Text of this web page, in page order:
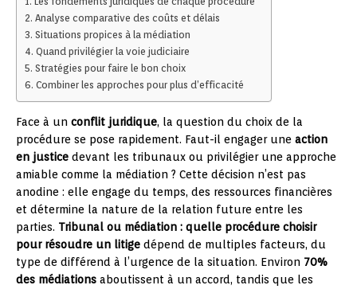
Analyse comparative des coûts et délais
Situations propices à la médiation
Quand privilégier la voie judiciaire
Stratégies pour faire le bon choix
Combiner les approches pour plus d’efficacité
Face à un conflit juridique, la question du choix de la
procédure se pose rapidement. Faut-il engager une action
en justice devant les tribunaux ou privilégier une approche
amiable comme la médiation ? Cette décision n’est pas
anodine : elle engage du temps, des ressources financières
et détermine la nature de la relation future entre les
parties. Tribunal ou médiation : quelle procédure choisir
pour résoudre un litige dépend de multiples facteurs, du
type de différend à l’urgence de la situation. Environ 70%
des médiations aboutissent à un accord, tandis que les